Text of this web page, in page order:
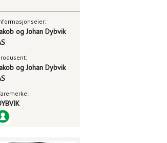
og Johan Dybvik
og Johan Dybvik